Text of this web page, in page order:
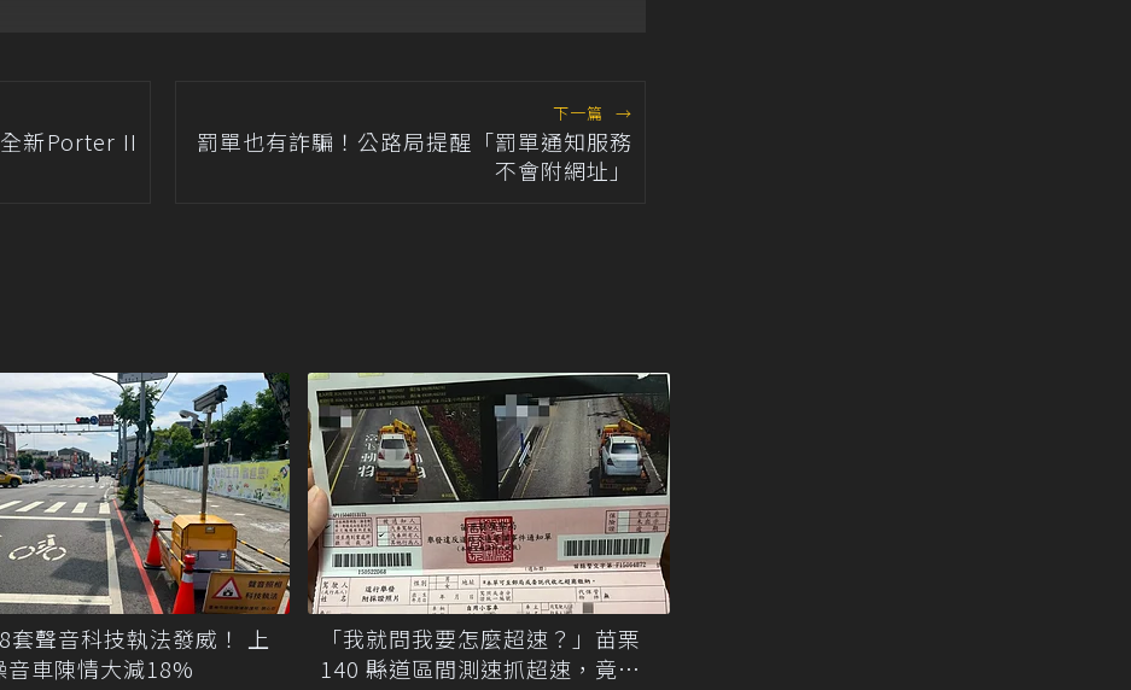
新Porter II
下一篇 →
罰單也有詐騙！公路局提醒「罰單通知服務
不會附網址」
套聲音科技執法發威！ 上
音車陳情大減18%
「我就問我要怎麼超速？」苗栗
140 縣道區間測速抓超速，竟開